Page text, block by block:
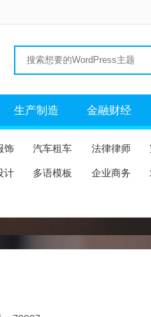
生产制造 金融财经
饰 汽车租车 法律律师
计 多语模板 企业商务